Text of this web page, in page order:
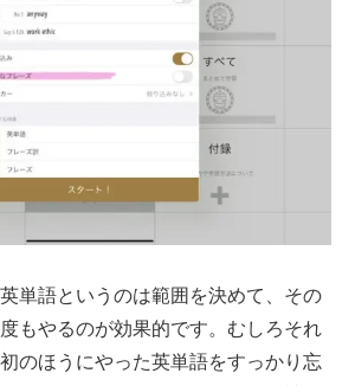
単語というのは範囲を決めて、その
もやるのが効果的です。むしろそれ
のほうにやった英単語をすっかり忘